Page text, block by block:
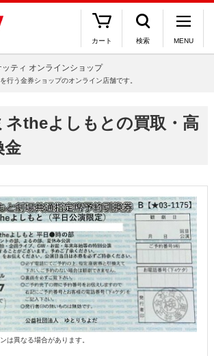
カート 検索 MENU
ッティ オンラインショップ
行う金券ショップのオンライン店舗です。
ネtheよしもとの買取・高
金
は異なる場合があります。